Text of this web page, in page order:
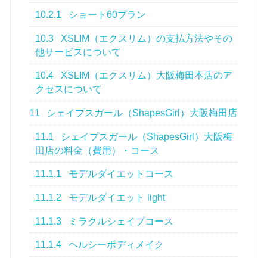
10.2.1 ショート60プラン
10.3
XSLIM（エクスリム）の支払方法やその
他サービスについて
10.4
XSLIM（エクスリム）大阪梅田本店のア
クセスについて
11 シェイプスガール（ShapesGirl）大阪梅田店
11.1
シェイプスガール（ShapesGirl）大阪梅
田店の料金（費用）・コース
11.1.1 モデルダイエットコース
11.1.2 モデルダイエット light
11.1.3 ミラクルシェイプコース
11.1.4 ヘルシーボディメイク